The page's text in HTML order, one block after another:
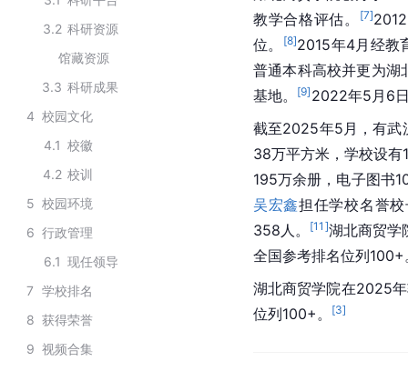
3.2 科研资源
馆藏资源
3.3 科研成果
4 校园文化
4.1 校徽
4.2 校训
5 校园环境
6 行政管理
6.1 现任领导
7 学校排名
8 获得荣誉
9 视频合集
教学合格评估。
[7]
位。
[8]2015年4月经教
普通本科高校并更为湖
基地。
[9] 2022年5月6
截至2025年5月，有武
38万平方米，学校设
195万余册，电子图书
吴宏鑫担任学校名誉
358人。
[11 ]湖北商贸学
全国参考排名位列100+
湖北商贸学院在2025
位列100+。
[3]